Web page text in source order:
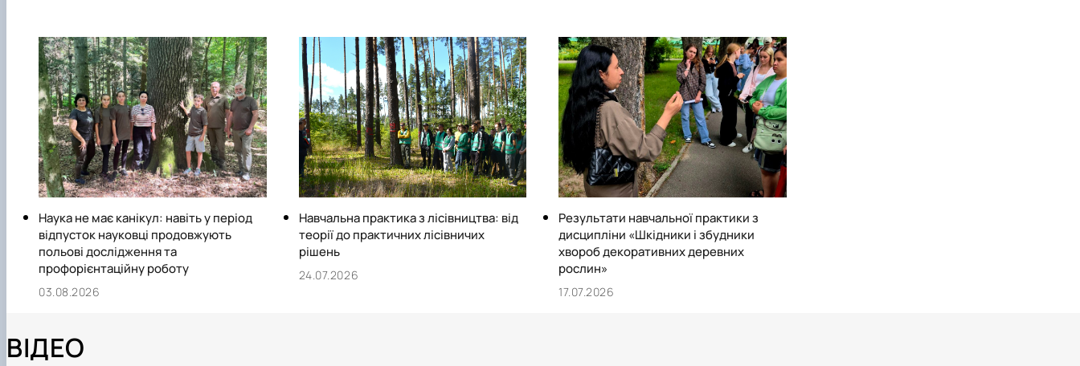
Наука не має канікул: навіть у період
відпусток науковці продовжують
польові дослідження та
профорієнтаційну роботу
03.08.2026
Навчальна практика з лісівництва: від
теорії до практичних лісівничих
рішень
24.07.2026
Результати навчальної практики з
дисципліни «Шкідники і збудники
хвороб декоративних деревних
рослин»
17.07.2026
ВІДЕО